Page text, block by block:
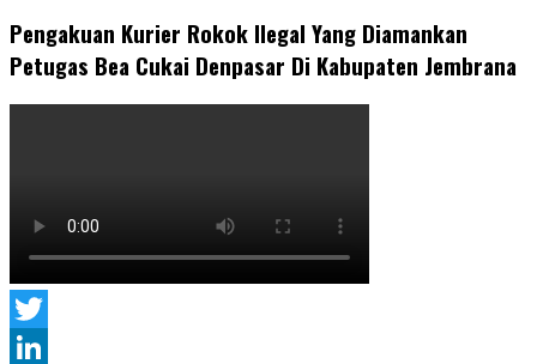
Pengakuan Kurier Rokok Ilegal Yang Diamankan
Petugas Bea Cukai Denpasar Di Kabupaten Jembrana
Twitter